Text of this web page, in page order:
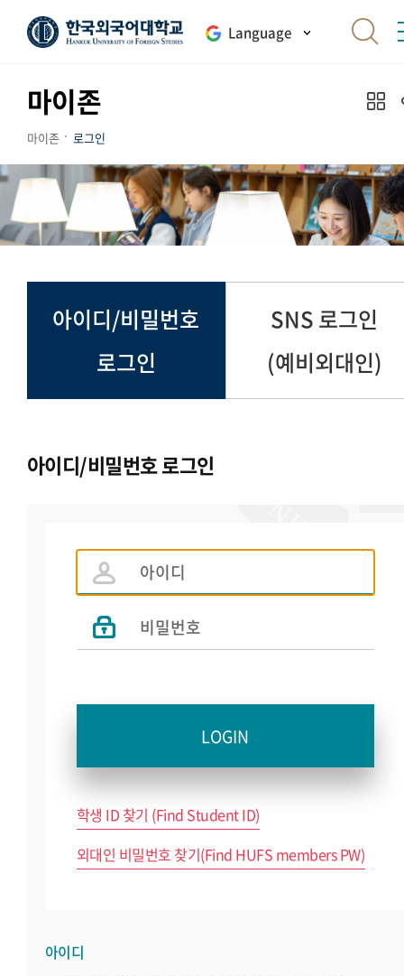
Language
마이존
마이존 로그인
아이디/비밀번호
로그인
SNS 로그인
(예비외대인)
아이디/비밀번호 로그인
학생 ID 찾기 (Find Student ID)
외대인 비밀번호 찾기(Find HUFS members PW)
아이디